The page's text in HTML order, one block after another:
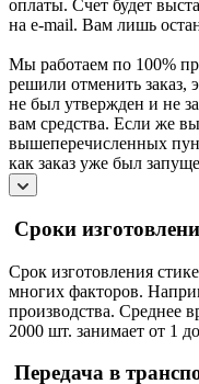
оплаты. Счет будет
на e-mail. Вам лишь
Мы работаем по 100%
решили отменить заказ,
не был утвержден и не
вам средства. Если же
вышеперечисленных
как заказ уже был
Сроки
Срок изготовления
многих факторов.
производства. Среднее
2000 шт. занимает от 1
Передача в